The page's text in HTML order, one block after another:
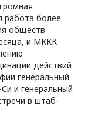
работа более
обществ
и МККК
действий
генеральный
и генеральный
в штаб-